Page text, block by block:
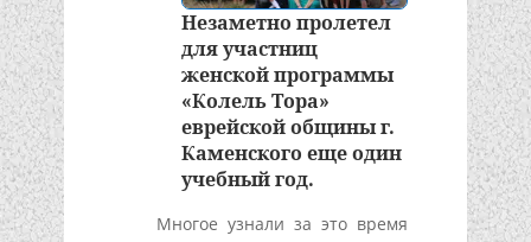
Незаметно пролетел
для участниц
женской программы
«Колель Тора»
еврейской общины г.
Каменского еще один
учебный год.
Многое узнали за это время